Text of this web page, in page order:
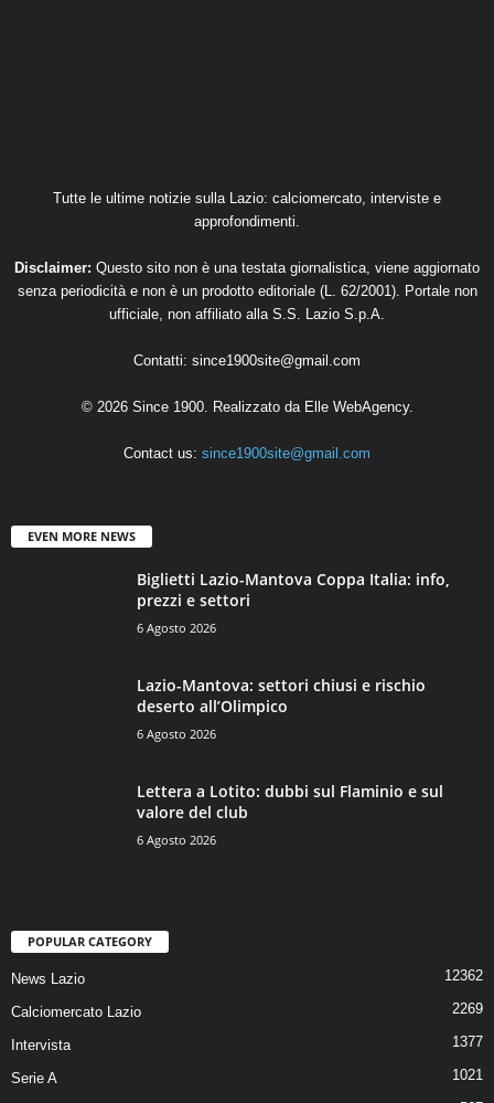
Tutte le ultime notizie sulla Lazio: calciomercato, interviste e
approfondimenti.
Disclaimer: Questo sito non è una testata giornalistica, viene aggiornato
senza periodicità e non è un prodotto editoriale (L. 62/2001). Portale non
ufficiale, non affiliato alla S.S. Lazio S.p.A.
Contatti: since1900site@gmail.com
© 2026 Since 1900. Realizzato da Elle WebAgency.
Contact us: since1900site@gmail.com
EVEN MORE NEWS
Biglietti Lazio-Mantova Coppa Italia: info,
prezzi e settori
6 Agosto 2026
Lazio-Mantova: settori chiusi e rischio
deserto all’Olimpico
6 Agosto 2026
Lettera a Lotito: dubbi sul Flaminio e sul
valore del club
6 Agosto 2026
POPULAR CATEGORY
News Lazio 12362
Calciomercato Lazio 2269
Intervista 1377
Serie A
1021